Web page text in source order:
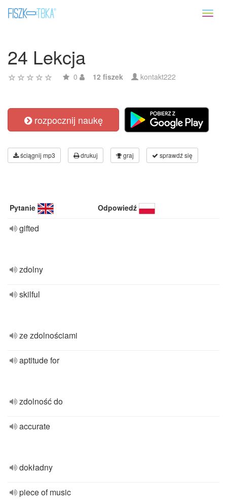
24 Lekcja
0 12 fiszek kontakt222
rozpocznij naukę
ściągnij mp3 drukuj graj sprawdź się
Pytanie Odpowiedź
gifted
zdolny
skilful
ze zdolnościami
aptitude for
zdolność do
accurate
dokładny
piece of music